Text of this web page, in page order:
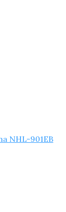
NHL-901EB